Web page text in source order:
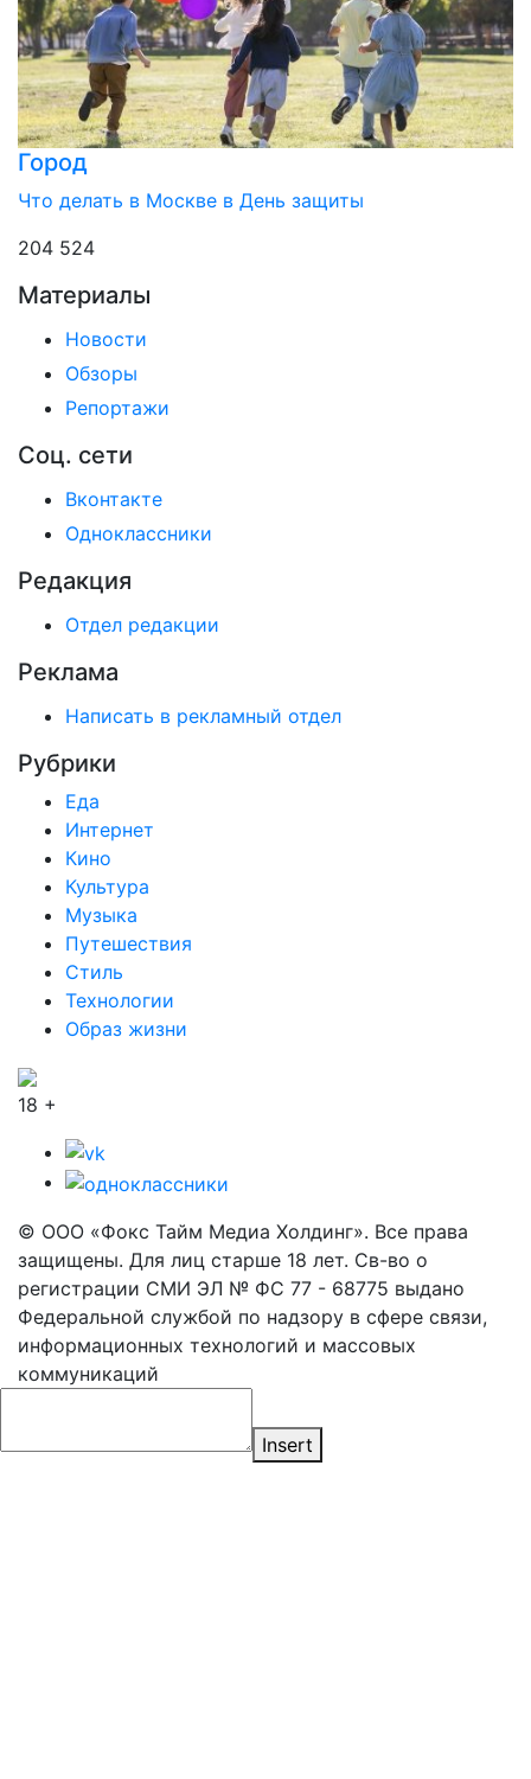
Город
Что делать в Москве в День защиты
204 524
Материалы
Новости
Обзоры
Репортажи
Соц. сети
Вконтакте
Одноклассники
Редакция
Отдел редакции
Реклама
Написать в рекламный отдел
Рубрики
Еда
Интернет
Кино
Культура
Музыка
Путешествия
Стиль
Технологии
Образ жизни
18 +
© ООО «Фокс Тайм Медиа Холдинг». Все права
защищены. Для лиц старше 18 лет. Св-во о
регистрации СМИ ЭЛ № ФС 77 - 68775 выдано
Федеральной службой по надзору в сфере связи,
информационных технологий и массовых
коммуникаций
Insert